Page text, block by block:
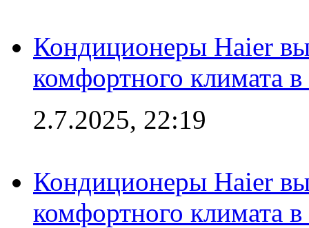
Кондиционеры Haier
комфортного климата
2.7.2025, 22:19
Кондиционеры Haier
комфортного климата